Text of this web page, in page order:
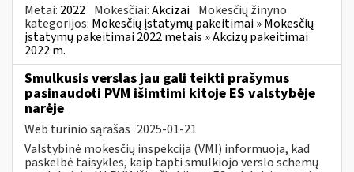
Metai: 2022 Mokesčiai:Akcizai Mokesčių žinyno
kategorijos: Mokesčių įstatymų pakeitimai » Mokesčių
įstatymų pakeitimai 2022 metais » Akcizų pakeitimai
2022 m.
Smulkusis verslas jau gali teikti prašymus
pasinaudoti PVM išimtimi kitoje ES valstybėje
narėje
Web turinio sąrašas 2025-01-21
Valstybinė mokesčių inspekcija (VMI) informuoja, kad
paskelbė taisykles, kaip tapti smulkiojo verslo schemų